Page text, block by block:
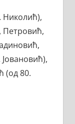
Николић),
Петровић,
(од 80.